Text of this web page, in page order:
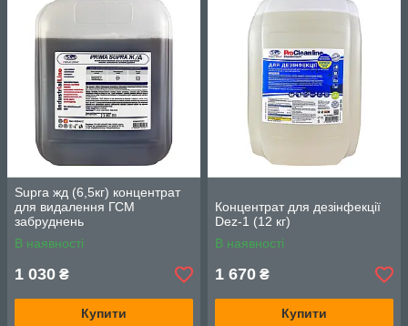
Supra жд (6,5кг) концентрат
для видалення ГСМ
забруднень
В наявності
1 030 ₴
Купити
Концентрат для дезінфекції
Dez-1 (12 кг)
В наявності
1 670 ₴
Купити